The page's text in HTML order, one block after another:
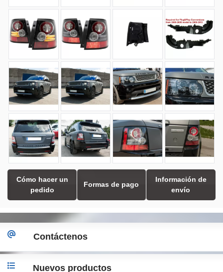
Cómo hacer un
pedido
Formas de pago
Información de
envío
Contáctenos
Nuevos productos